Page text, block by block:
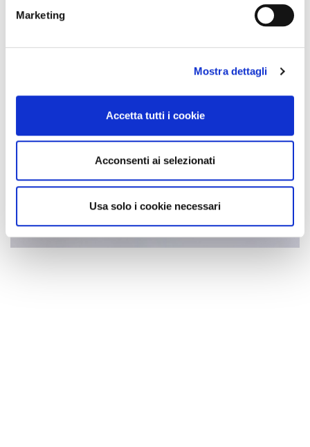
Marketing
Mostra dettagli
Accetta tutti i cookie
Acconsenti ai selezionati
Usa solo i cookie necessari